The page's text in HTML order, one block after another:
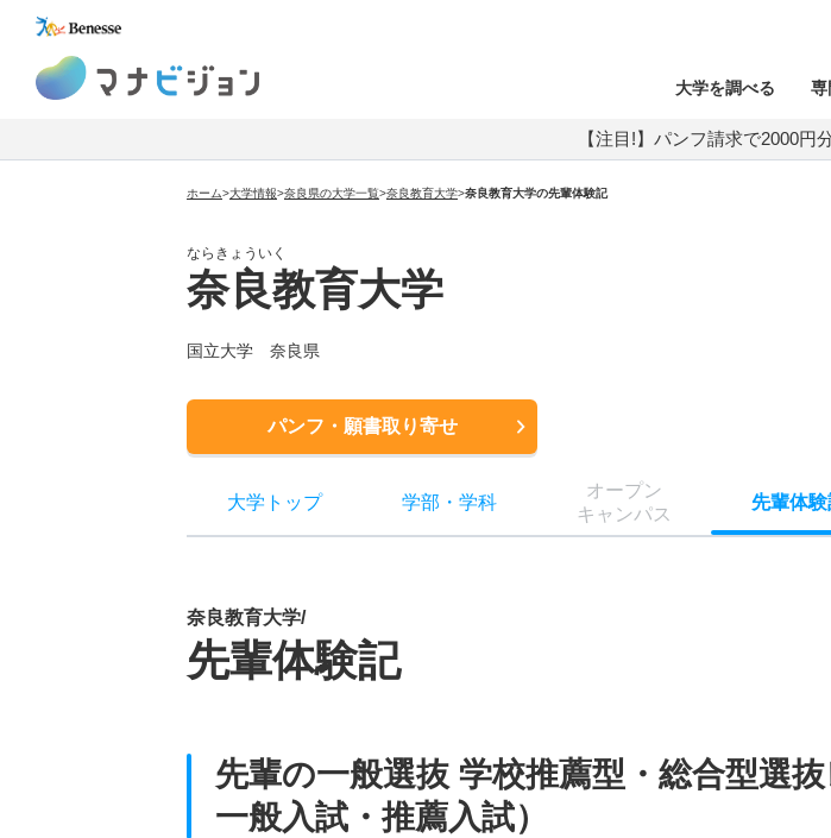
大学を調べる 専
【注目!】パンフ請求で2000円
ホーム>大学情報>奈良県の大学一覧>奈良教育大学>奈良教育大学の先輩体験記
ならきょういく
奈良教育大学
国立大学 奈良県
パンフ・願書取り寄せ
大学トップ 学部 ・ 学科
オープン
キャンパス
先輩体験
奈良教育大学/
先輩体験記
先輩の一般選抜 学校推薦型・総合型選
一般入試・推薦入試）